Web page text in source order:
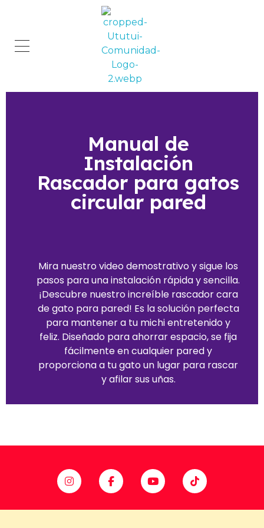
Comunidad Ututui
Contenido para los amantes de los gatos
Manual de
Instalación
Rascador para gatos
circular pared
Mira nuestro video demostrativo y sigue los
pasos para una instalación rápida y sencilla.
¡Descubre nuestro increíble rascador cara
de gato para pared! Es la solución perfecta
para mantener a tu michi entretenido y
feliz. Diseñado para ahorrar espacio, se fija
fácilmente en cualquier pared y
proporciona a tu gato un lugar para rascar
y afilar sus uñas.